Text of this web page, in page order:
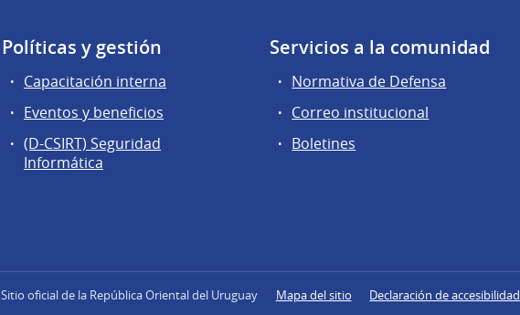
Políticas y gestión
Capacitación interna
Eventos y beneficios
(D-CSIRT) Seguridad
Informática
Servicios a la comunidad
Normativa de Defensa
Correo institucional
Boletines
Sitio oficial de la República Oriental del Uruguay Mapa del sitio Declaración de accesibilidad